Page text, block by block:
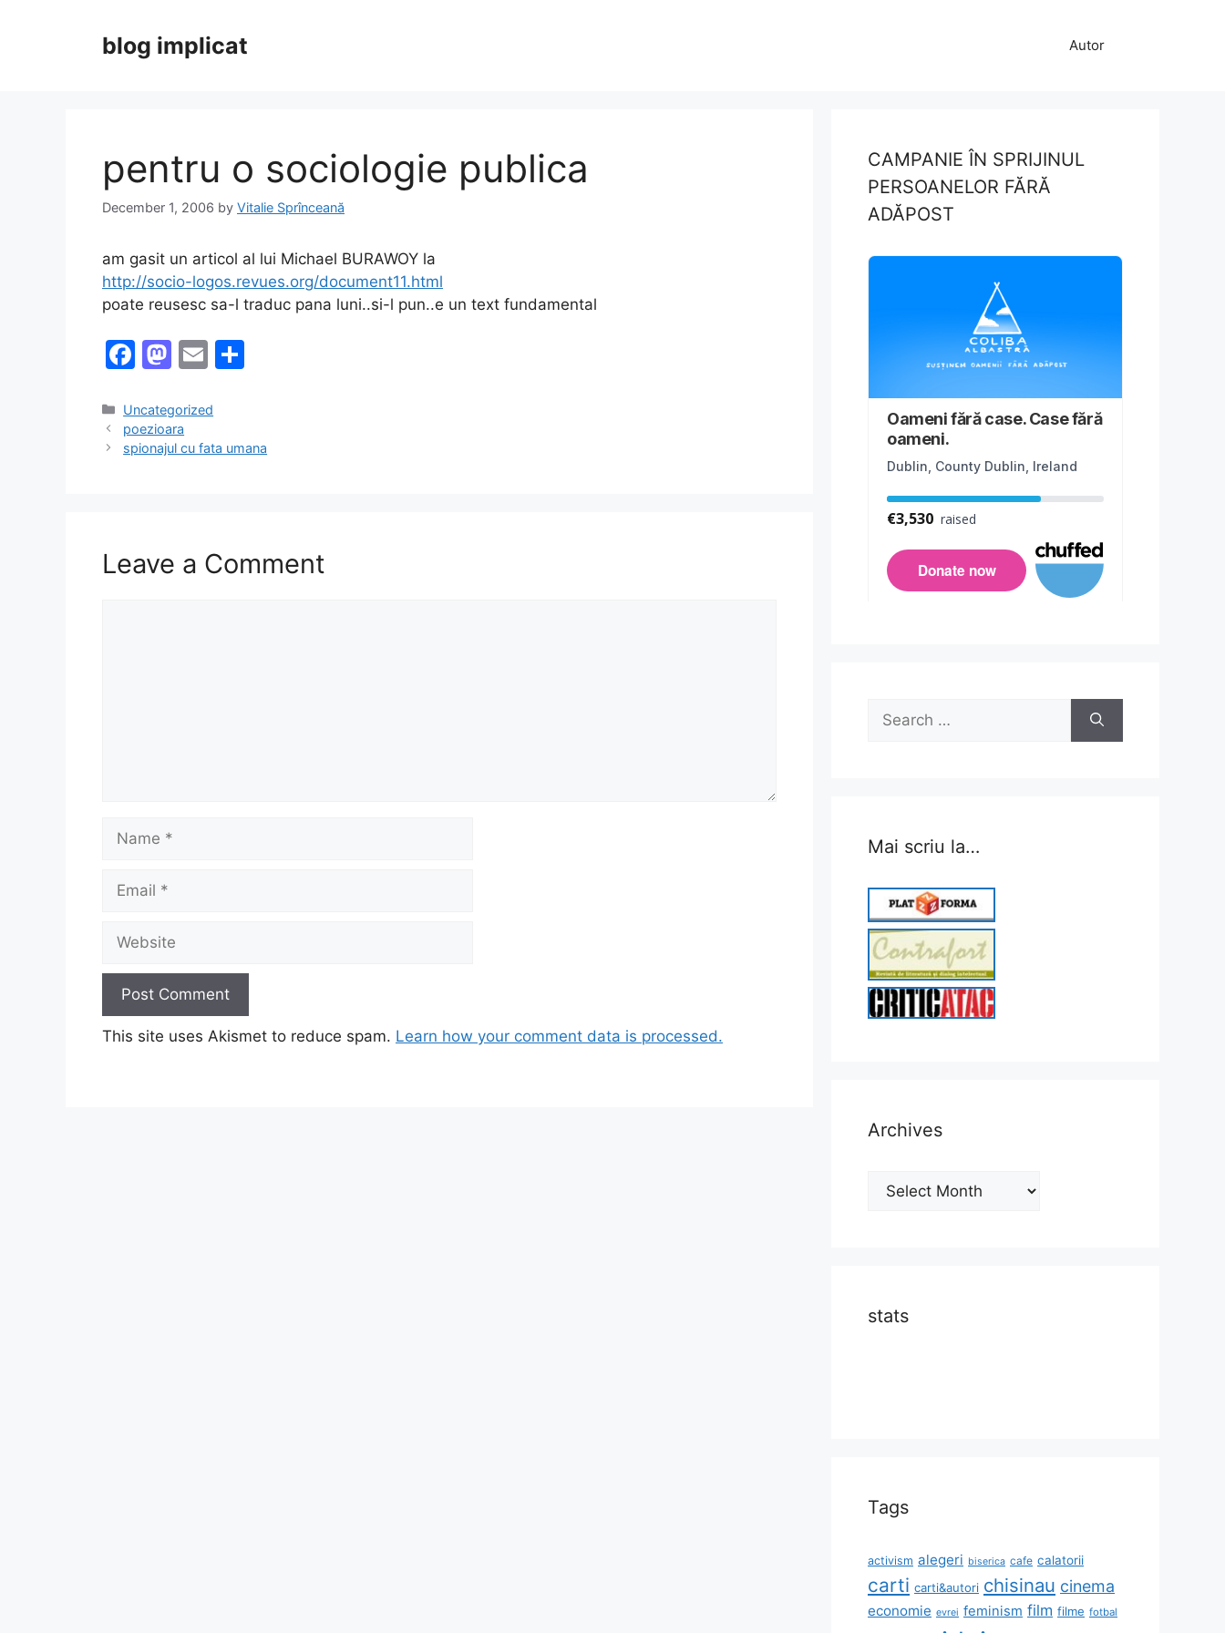
blog implicat Autor
pentru o sociologie publica
December 1, 2006 by Vitalie Sprînceană
am gasit un articol al lui Michael BURAWOY la
http://socio-logos.revues.org/document11.html
poate reusesc sa-l traduc pana luni..si-l pun..e un text fundamental
F
c
e
k
M
st
o
E
ai
l
e
Categories
Uncategorized
poezioara
spionajul cu fata umana
Leave a Comment
This site uses Akismet to reduce spam. Learn how your comment data is processed.
CAMPANIE ÎN SPRIJINUL
PERSOANELOR FĂRĂ
ADĂPOST
Search
for:
Mai scriu la…
Archives
Archives
stats
Tags
activism alegeri biserica cafe calatorii
carti carti&autori chisinau cinema
economie evrei feminism film filme fotbal